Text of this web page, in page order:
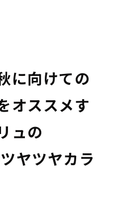
に向けての
オススメす
ュの
ヤツヤカラ